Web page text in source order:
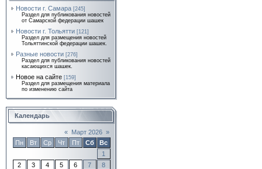
Новости г. Самара [245]
Раздел для публикования новостей
от Самарской федерации шашек
Новости г. Тольятти [121]
Раздел для размещения новостей
Тольяттинской федерации шашек.
Разные новости [276]
Раздел для публикования новостей
касающихся шашек.
Новое на сайте [159]
Раздел для размещения материала
по изменению сайта
Календарь
« Март 2026 »
Пн
Вт Ср Чт Пт Сб
Вс
1
2
3 4 5 6 7
8